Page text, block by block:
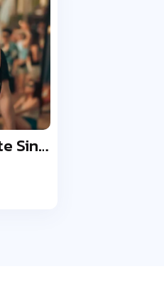
Unkonscious White Singlet Shirt